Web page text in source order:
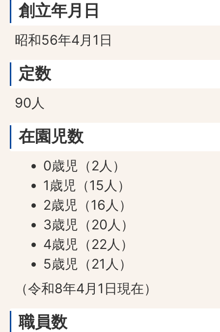
創立年月日
昭和56年4月1日
定数
90人
在園児数
0歳児（2人）
1歳児（15人）
2歳児（16人）
3歳児（20人）
4歳児（22人）
5歳児（21人）
（令和8年4月1日現在）
職員数